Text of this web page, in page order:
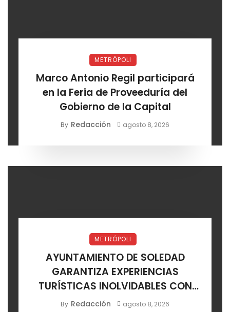
METRÓPOLI
Marco Antonio Regil participará
en la Feria de Proveeduría del
Gobierno de la Capital
By Redacción agosto 8, 2026
METRÓPOLI
AYUNTAMIENTO DE SOLEDAD
GARANTIZA EXPERIENCIAS
TURÍSTICAS INOLVIDABLES CON
CERTIFICACIÓN DE AGENCIAS
By Redacción agosto 8, 2026